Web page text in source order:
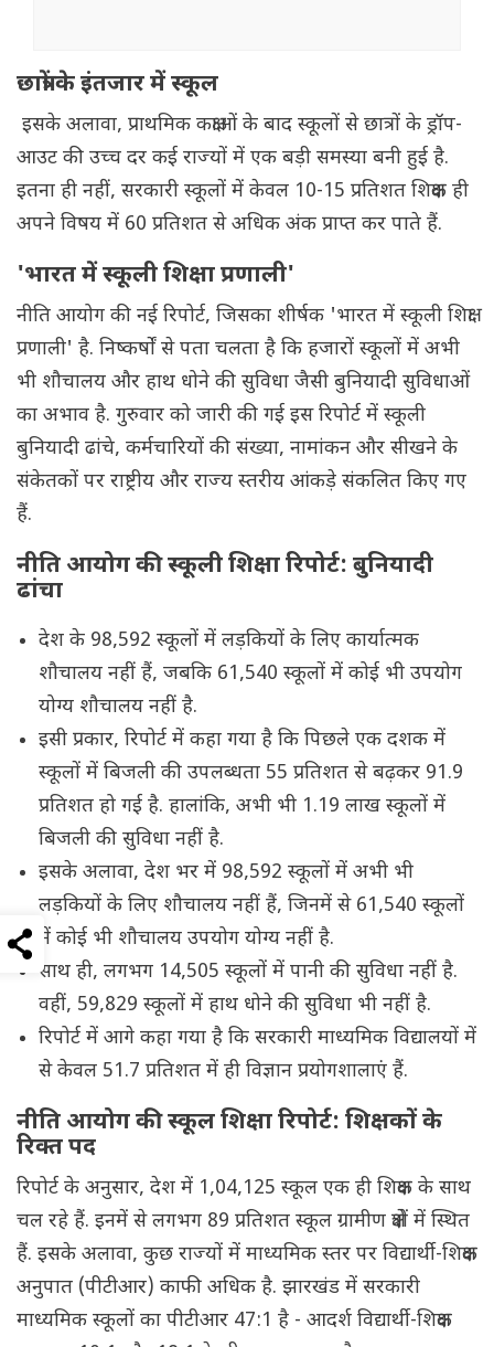
छात्रों के इंतजार में स्कूल
इसके अलावा, प्राथमिक कक्षाओं के बाद स्कूलों से छात्रों के ड्रॉप-
आउट की उच्च दर कई राज्यों में एक बड़ी समस्या बनी हुई है.
इतना ही नहीं, सरकारी स्कूलों में केवल 10-15 प्रतिशत शिक्षक ही
अपने विषय में 60 प्रतिशत से अधिक अंक प्राप्त कर पाते हैं.
'भारत में स्कूली शिक्षा प्रणाली'
नीति आयोग की नई रिपोर्ट, जिसका शीर्षक 'भारत में स्कूली शिक्षा
प्रणाली' है. निष्कर्षों से पता चलता है कि हजारों स्कूलों में अभी
भी शौचालय और हाथ धोने की सुविधा जैसी बुनियादी सुविधाओं
का अभाव है. गुरुवार को जारी की गई इस रिपोर्ट में स्कूली
बुनियादी ढांचे, कर्मचारियों की संख्या, नामांकन और सीखने के
संकेतकों पर राष्ट्रीय और राज्य स्तरीय आंकड़े संकलित किए गए
हैं.
नीति आयोग की स्कूली शिक्षा रिपोर्ट: बुनियादी
ढांचा
देश के 98,592 स्कूलों में लड़कियों के लिए कार्यात्मक
शौचालय नहीं हैं, जबकि 61,540 स्कूलों में कोई भी उपयोग
योग्य शौचालय नहीं है.
इसी प्रकार, रिपोर्ट में कहा गया है कि पिछले एक दशक में
स्कूलों में बिजली की उपलब्धता 55 प्रतिशत से बढ़कर 91.9
प्रतिशत हो गई है. हालांकि, अभी भी 1.19 लाख स्कूलों में
बिजली की सुविधा नहीं है.
इसके अलावा, देश भर में 98,592 स्कूलों में अभी भी
लड़कियों के लिए शौचालय नहीं हैं, जिनमें से 61,540 स्कूलों
में कोई भी शौचालय उपयोग योग्य नहीं है.
साथ ही, लगभग 14,505 स्कूलों में पानी की सुविधा नहीं है.
वहीं, 59,829 स्कूलों में हाथ धोने की सुविधा भी नहीं है.
रिपोर्ट में आगे कहा गया है कि सरकारी माध्यमिक विद्यालयों में
से केवल 51.7 प्रतिशत में ही विज्ञान प्रयोगशालाएं हैं.
नीति आयोग की स्कूल शिक्षा रिपोर्ट: शिक्षकों के
रिक्त पद
रिपोर्ट के अनुसार, देश में 1,04,125 स्कूल एक ही शिक्षक के साथ
चल रहे हैं. इनमें से लगभग 89 प्रतिशत स्कूल ग्रामीण क्षेत्रों में स्थित
हैं. इसके अलावा, कुछ राज्यों में माध्यमिक स्तर पर विद्यार्थी-शिक्षक
अनुपात (पीटीआर) काफी अधिक है. झारखंड में सरकारी
माध्यमिक स्कूलों का पीटीआर 47:1 है - आदर्श विद्यार्थी-शिक्षक